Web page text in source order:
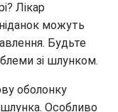
Лікар
можуть
Будьте
зі шлунком.
оболонку
Особливо